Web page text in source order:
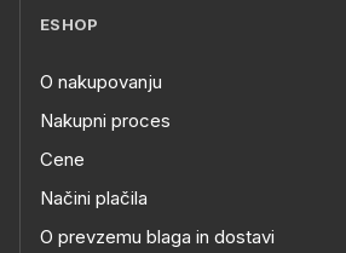
ESHOP
O nakupovanju
Nakupni proces
Cene
Načini plačila
O prevzemu blaga in dostavi